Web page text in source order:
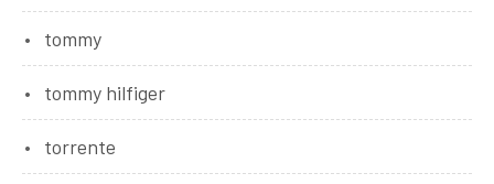
tommy
tommy hilfiger
torrente